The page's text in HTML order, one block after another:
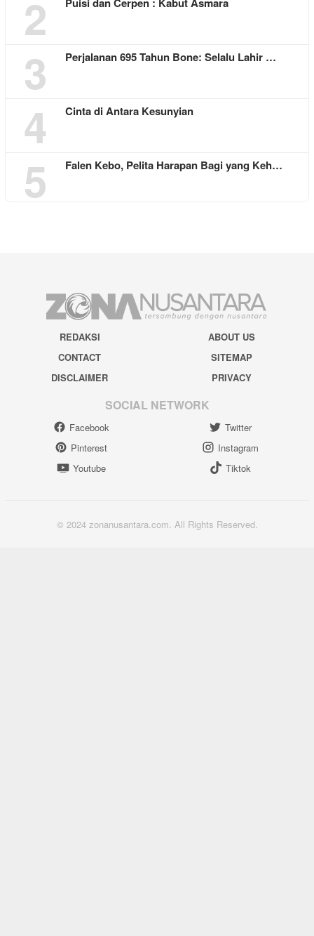
2
3 Perjalanan 695 Tahun Bone: Selalu Lahir …
4 Cinta di Antara Kesunyian
5 Falen Kebo, Pelita Harapan Bagi yang Keh…
REDAKSI
ABOUT US
CONTACT
SITEMAP
DISCLAIMER
PRIVACY
SOCIAL NETWORK
Facebook
Twitter
Pinterest
Instagram
Youtube
Tiktok
© 2024 zonanusantara.com. All Rights Reserved.